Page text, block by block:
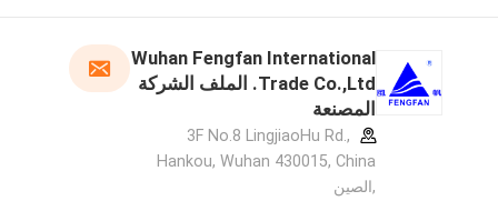
Wuhan Fengfan International
Trade Co.,Ltd. الملف الشركة
المصنعة
3F No.8 LingjiaoHu Rd.,
Hankou, Wuhan 430015, China
,الصين